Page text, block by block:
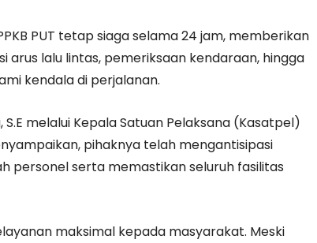
PUT tetap siaga selama 24 jam, memberikan
arus lalu lintas, pemeriksaan kendaraan, hingga
kendala di perjalanan.
S.E melalui Kepala Satuan Pelaksana (Kasatpel)
pihaknya telah mengantisipasi
personel serta memastikan seluruh fasilitas
maksimal kepada masyarakat. Meski